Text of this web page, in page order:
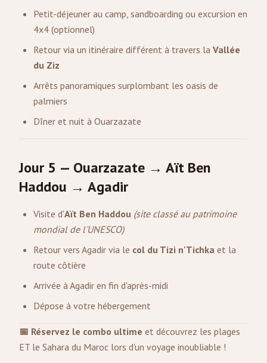
Petit-déjeuner au camp, sandboarding ou excursion en
4x4 (optionnel)
Retour via un itinéraire différent à travers la Vallée
du Ziz
Arrêts panoramiques surplombant les oasis de
palmiers
Dîner et nuit à Ouarzazate
Jour 5 — Ouarzazate → Aït Ben
Haddou → Agadir
Visite d'Aït Ben Haddou (site classé au patrimoine
mondial de l'UNESCO)
Retour vers Agadir via le col du Tizi n'Tichka et la
route côtière
Arrivée à Agadir en fin d'après-midi
Dépose à votre hébergement
📅 Réservez le combo ultime et découvrez les plages
ET le Sahara du Maroc lors d'un voyage inoubliable !